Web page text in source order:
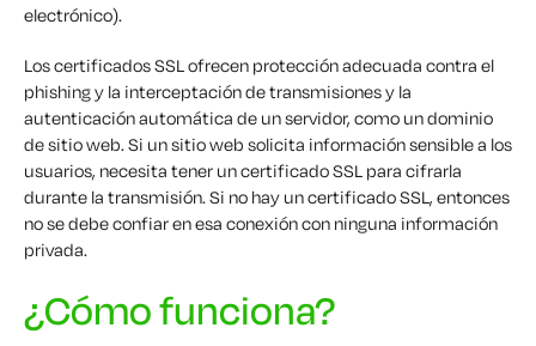
electrónico).
Los certificados SSL ofrecen protección adecuada contra el
phishing y la interceptación de transmisiones y la
autenticación automática de un servidor, como un dominio
de sitio web. Si un sitio web solicita información sensible a los
usuarios, necesita tener un certificado SSL para cifrarla
durante la transmisión. Si no hay un certificado SSL, entonces
no se debe confiar en esa conexión con ninguna información
privada.
¿Cómo funciona?